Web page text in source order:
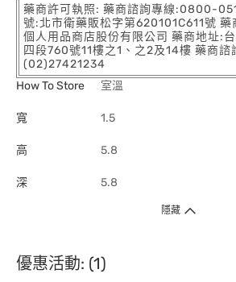
藥商許可執照: 藥商諮詢專線:0800-
號:北市衛藥販松字第620101C611號
個人用品商店股份有限公司 藥商地址:
四段760號11樓之1、之2及14樓 藥商諮
(02)27421234
How To Store
室溫
寬 1.5
高 5.8
深 5.8
隱藏
優惠活動: (1)